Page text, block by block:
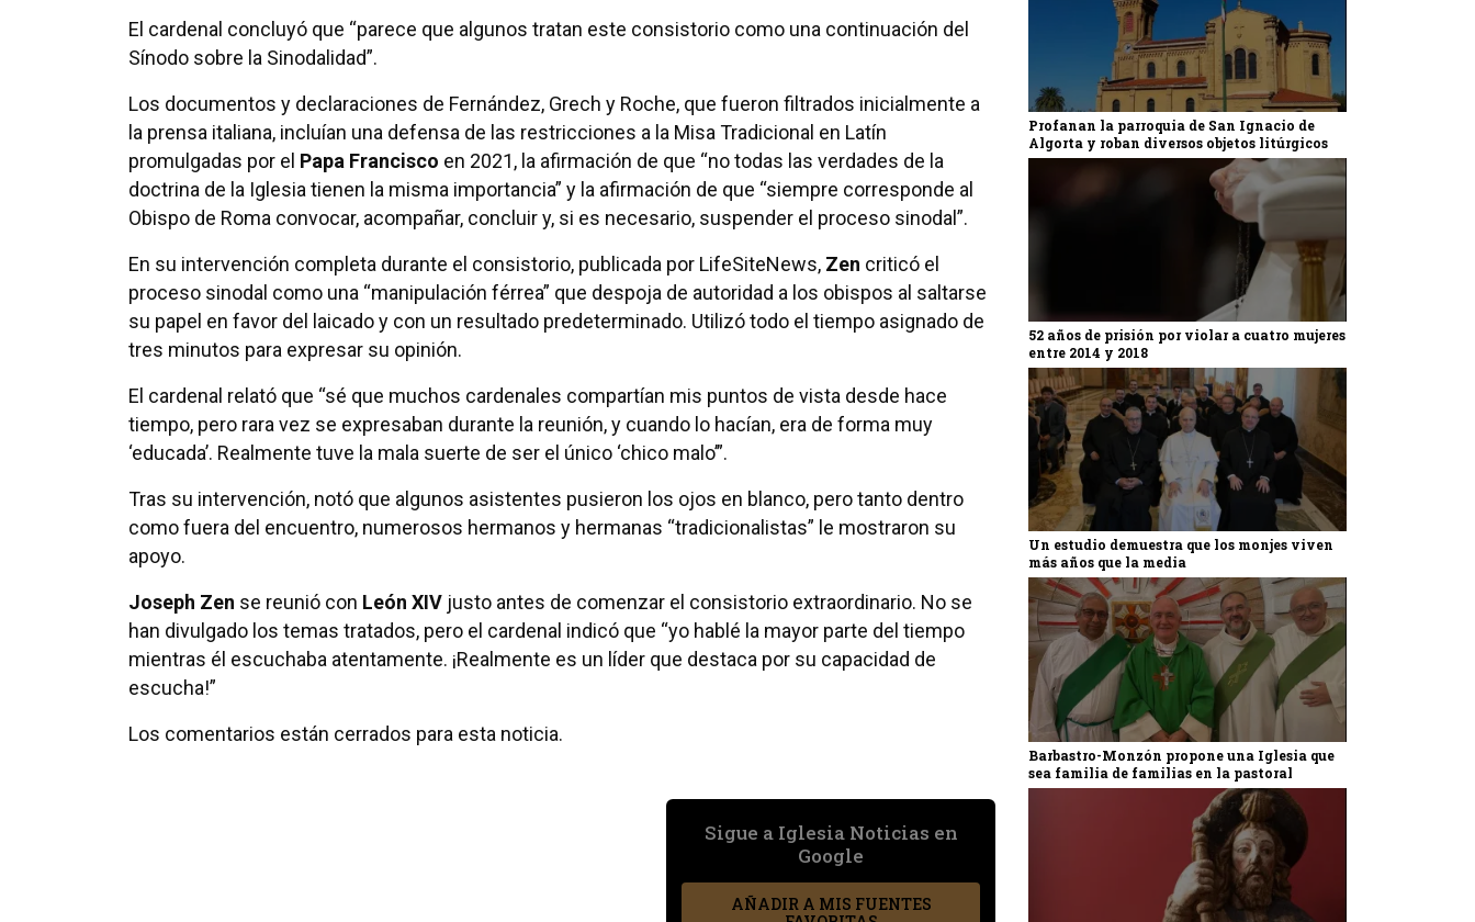
El cardenal concluyó que “parece que algunos tratan este consistorio como una continuación del
Sínodo sobre la Sinodalidad”.
Los documentos y declaraciones de Fernández, Grech y Roche, que fueron filtrados inicialmente a
la prensa italiana, incluían una defensa de las restricciones a la Misa Tradicional en Latín
promulgadas por el Papa Francisco en 2021, la afirmación de que “no todas las verdades de la
doctrina de la Iglesia tienen la misma importancia” y la afirmación de que “siempre corresponde al
Obispo de Roma convocar, acompañar, concluir y, si es necesario, suspender el proceso sinodal”.
En su intervención completa durante el consistorio, publicada por LifeSiteNews, Zen criticó el
proceso sinodal como una “manipulación férrea” que despoja de autoridad a los obispos al saltarse
su papel en favor del laicado y con un resultado predeterminado. Utilizó todo el tiempo asignado de
tres minutos para expresar su opinión.
El cardenal relató que “sé que muchos cardenales compartían mis puntos de vista desde hace
tiempo, pero rara vez se expresaban durante la reunión, y cuando lo hacían, era de forma muy
‘educada’. Realmente tuve la mala suerte de ser el único ‘chico malo’”.
Tras su intervención, notó que algunos asistentes pusieron los ojos en blanco, pero tanto dentro
como fuera del encuentro, numerosos hermanos y hermanas “tradicionalistas” le mostraron su
apoyo.
Joseph Zen se reunió con León XIV justo antes de comenzar el consistorio extraordinario. No se
han divulgado los temas tratados, pero el cardenal indicó que “yo hablé la mayor parte del tiempo
mientras él escuchaba atentamente. ¡Realmente es un líder que destaca por su capacidad de
escucha!”
Los comentarios están cerrados para esta noticia.
Sigue a Iglesia Noticias en
Google
AÑADIR A MIS FUENTES
Profanan la parroquia de San Ignacio de
Algorta y roban diversos objetos litúrgicos
52 años de prisión por violar a cuatro mujeres
entre 2014 y 2018
Un estudio demuestra que los monjes viven
más años que la media
Barbastro-Monzón propone una Iglesia que
sea familia de familias en la pastoral